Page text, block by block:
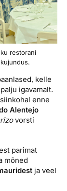
restorani
kelle
igavamalt.
enne
Alentejo
vorsti
parimat
mõned
ja veel